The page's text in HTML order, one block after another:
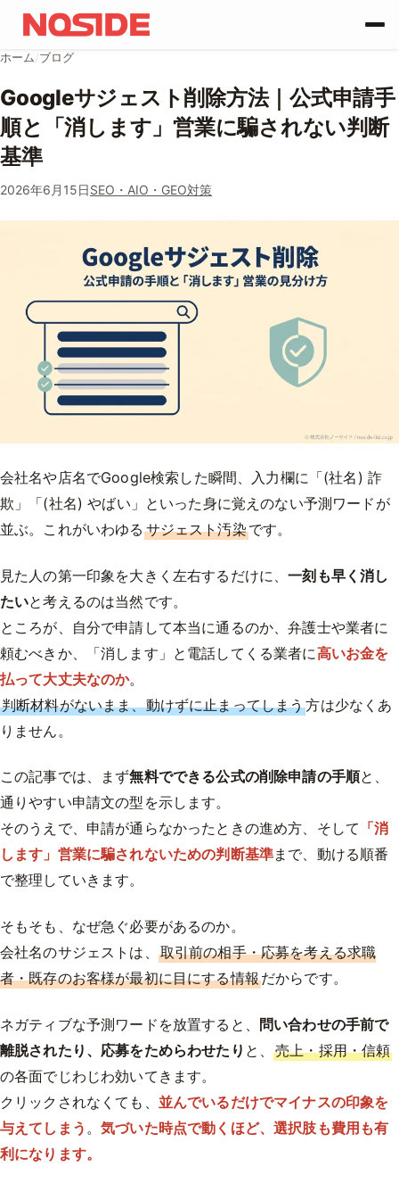
コンテンツへスキップ
ホーム/ブログ
Googleサジェスト削除方法｜公式申請手
順と「消します」営業に騙されない判断
基準
2026年6月15日SEO・AIO・GEO対策
会社名や店名でGoogle検索した瞬間、入力欄に「(社名) 詐
欺」「(社名) やばい」といった身に覚えのない予測ワードが
並ぶ。これがいわゆる サジェスト汚染です。
見た人の第一印象を大きく左右するだけに、一刻も早く消し
たいと考えるのは当然です。
ところが、自分で申請して本当に通るのか、弁護士や業者に
頼むべきか、「消します」と電話してくる業者に高いお金を
払って大丈夫なのか。
判断材料がないまま、動けずに止まってしまう方は少なくあ
りません。
この記事では、まず無料でできる公式の削除申請の手順と、
通りやすい申請文の型を示します。
そのうえで、申請が通らなかったときの進め方、そして 「消
します」営業に騙されないための判断基準まで、動ける順番
で整理していきます。
そもそも、なぜ急ぐ必要があるのか。
会社名のサジェストは、 取引前の相手・応募を考える求職
者・既存のお客様が最初に目にする情報だからです。
ネガティブな予測ワードを放置すると、 問い合わせの手前で
離脱されたり、応募をためらわせたり と、売上・採用・信頼
の各面でじわじわ効いてきます。
クリックされなくても、 並んでいるだけでマイナスの印象を
与えてしまう 。気づいた時点で動くほど、選択肢も費用も有
利になります。